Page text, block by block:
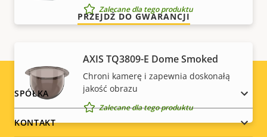
Zalecane dla tego produktu
AXIS TQ3809-E Dome Smoked
Chroni kamerę i zapewnia doskonałą
jakość obrazu
Zalecane dla tego produktu
PRZEJDŹ DO GWARANCJI
Footer
menu
SPÓŁKA
KONTAKT